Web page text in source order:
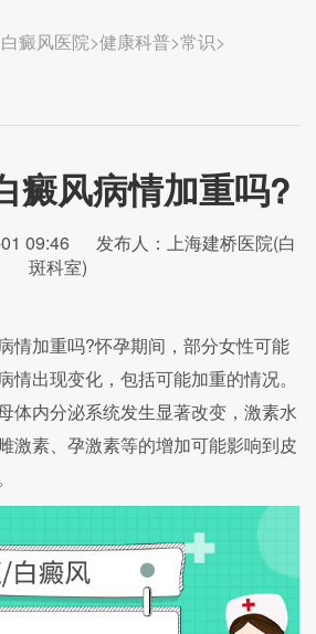
癜风医院>健康科普>常识>
癜风病情加重吗?
09:46
发布人：上海建桥医院(白
斑科室)
加重吗?怀孕期间，部分女性可能
情出现变化，包括可能加重的情况。
体内分泌系统发生显著改变，激素水
激素、孕激素等的增加可能影响到皮